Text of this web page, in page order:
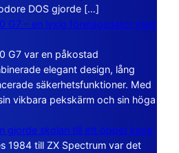
DOS gjorde […]
G7 – en lyxig företagsdator med
G7 var en påkostad
elegant design, lång
säkerhetsfunktioner. Med
vikbara pekskärm och sin höga
gjorde skolan till ett öppet kaos
1984 till ZX Spectrum var det